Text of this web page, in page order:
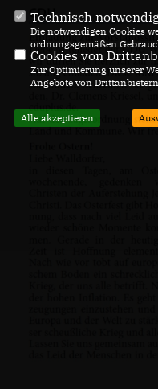
Technisch
Die notwendigen Cookies
ordnungsgemäßen
Cookies von
Zur Optimierung unserer
Angebote von
Alle akzeptieren